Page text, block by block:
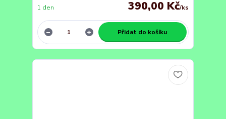
390,00 Kč/ks
1 den
Přidat do košíku